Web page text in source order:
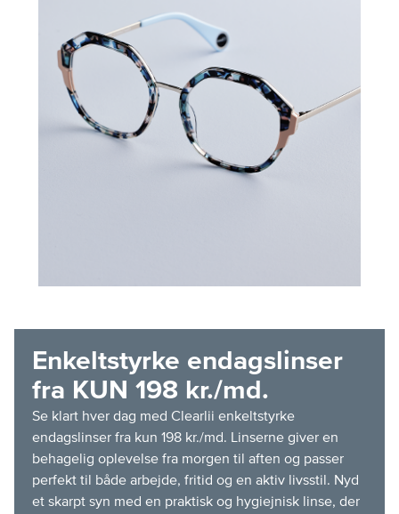
Enkeltstyrke endagslinser
fra KUN 198 kr./md.
Se klart hver dag med Clearlii enkeltstyrke
endagslinser fra kun 198 kr./md. Linserne giver en
behagelig oplevelse fra morgen til aften og passer
perfekt til både arbejde, fritid og en aktiv livsstil. Nyd
et skarpt syn med en praktisk og hygiejnisk linse, der